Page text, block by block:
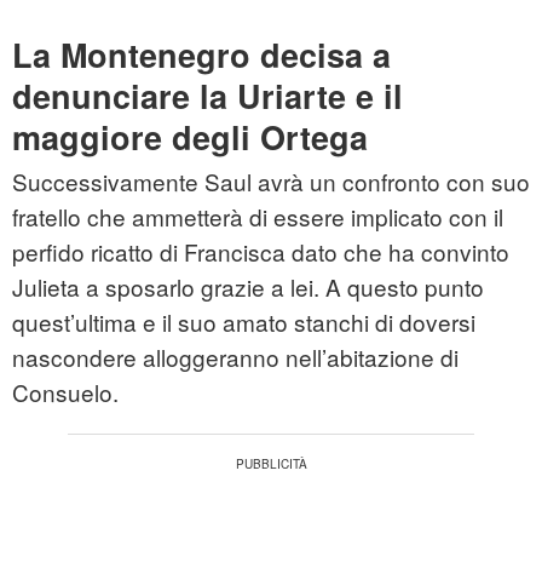
La Montenegro decisa a
denunciare la Uriarte e il
maggiore degli Ortega
Successivamente Saul avrà un confronto con suo
fratello che ammetterà di essere implicato con il
perfido ricatto di Francisca dato che ha convinto
Julieta a sposarlo grazie a lei. A questo punto
quest’ultima e il suo amato stanchi di doversi
nascondere alloggeranno nell’abitazione di
Consuelo.